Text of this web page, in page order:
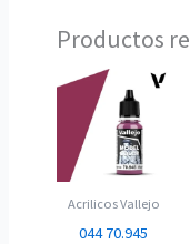
Productos
Acrilicos Vallejo
044 70.945